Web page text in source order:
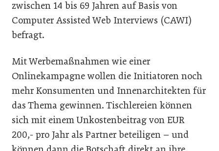
zwischen 14 bis 69 Jahren auf Basis von
Computer Assisted Web Interviews (CAWI)
befragt.
Mit Werbemaßnahmen wie einer
Onlinekampagne wollen die Initiatoren noch
mehr Konsumenten und Innenarchitekten für
das Thema gewinnen. Tischlereien können
sich mit einem Unkostenbeitrag von EUR
200,- pro Jahr als Partner beteiligen – und